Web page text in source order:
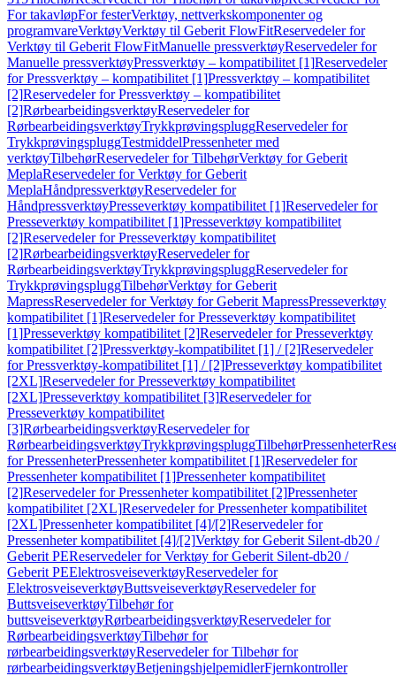
For takavløpFor festerVerktøy, nettverkskomponenter og
programvareVerktøyVerktøy til Geberit FlowFitReservedeler for
Verktøy til Geberit FlowFitManuelle pressverktøyReservedeler for
Manuelle pressverktøyPressverktøy – kompatibilitet [1]Reservedeler
for Pressverktøy – kompatibilitet [1]Pressverktøy – kompatibilitet
[2]Reservedeler for Pressverktøy – kompatibilitet
[2]RørbearbeidingsverktøyReservedeler for
RørbearbeidingsverktøyTrykkprøvingspluggReservedeler for
TrykkprøvingspluggTestmiddelPressenheter med
verktøyTilbehørReservedeler for TilbehørVerktøy for Geberit
MeplaReservedeler for Verktøy for Geberit
MeplaHåndpressverktøyReservedeler for
HåndpressverktøyPresseverktøy kompatibilitet [1]Reservedeler for
Presseverktøy kompatibilitet [1]Presseverktøy kompatibilitet
[2]Reservedeler for Presseverktøy kompatibilitet
[2]RørbearbeidingsverktøyReservedeler for
RørbearbeidingsverktøyTrykkprøvingspluggReservedeler for
TrykkprøvingspluggTilbehørVerktøy for Geberit
MapressReservedeler for Verktøy for Geberit MapressPresseverktøy
kompatibilitet [1]Reservedeler for Presseverktøy kompatibilitet
[1]Presseverktøy kompatibilitet [2]Reservedeler for Presseverktøy
kompatibilitet [2]Pressverktøy-kompatibilitet [1] / [2]Reservedeler
for Pressverktøy-kompatibilitet [1] / [2]Presseverktøy kompatibilitet
[2XL]Reservedeler for Presseverktøy kompatibilitet
[2XL]Presseverktøy kompatibilitet [3]Reservedeler for
Presseverktøy kompatibilitet
[3]RørbearbeidingsverktøyReservedeler for
RørbearbeidingsverktøyTrykkprøvingspluggTilbehørPressenheter
for PressenheterPressenheter kompatibilitet [1]Reservedeler for
Pressenheter kompatibilitet [1]Pressenheter kompatibilitet
[2]Reservedeler for Pressenheter kompatibilitet [2]Pressenheter
kompatibilitet [2XL]Reservedeler for Pressenheter kompatibilitet
[2XL]Pressenheter kompatibilitet [4]/[2]Reservedeler for
Pressenheter kompatibilitet [4]/[2]Verktøy for Geberit Silent-db20 /
Geberit PEReservedeler for Verktøy for Geberit Silent-db20 /
Geberit PEElektrosveiseverktøyReservedeler for
ElektrosveiseverktøyButtsveiseverktøyReservedeler for
ButtsveiseverktøyTilbehør for
buttsveiseverktøyRørbearbeidingsverktøyReservedeler for
RørbearbeidingsverktøyTilbehør for
rørbearbeidingsverktøyReservedeler for Tilbehør for
rørbearbeidingsverktøyBetjeningshjelpemidlerFjernkontroller